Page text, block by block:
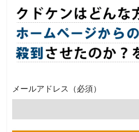
メールアドレス （必須）